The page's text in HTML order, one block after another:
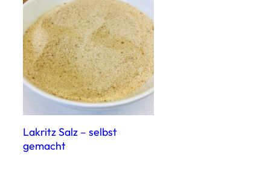
Lakritz Salz – selbst
gemacht